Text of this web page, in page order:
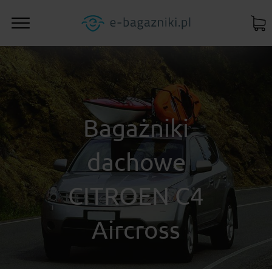
Bagażniki
dachowe
CITROEN C4
Aircross